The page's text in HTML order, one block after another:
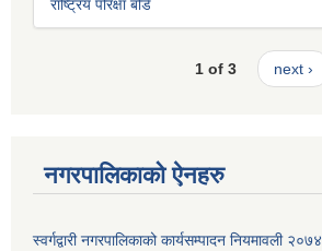
राष्ट्रिय परिक्षा बोर्ड
1 of 3 next ›
नगरपालिकाको ऐनहरु
स्वर्गद्वारी नगरपालिकाको कार्यसम्पादन नियमावली २०७४